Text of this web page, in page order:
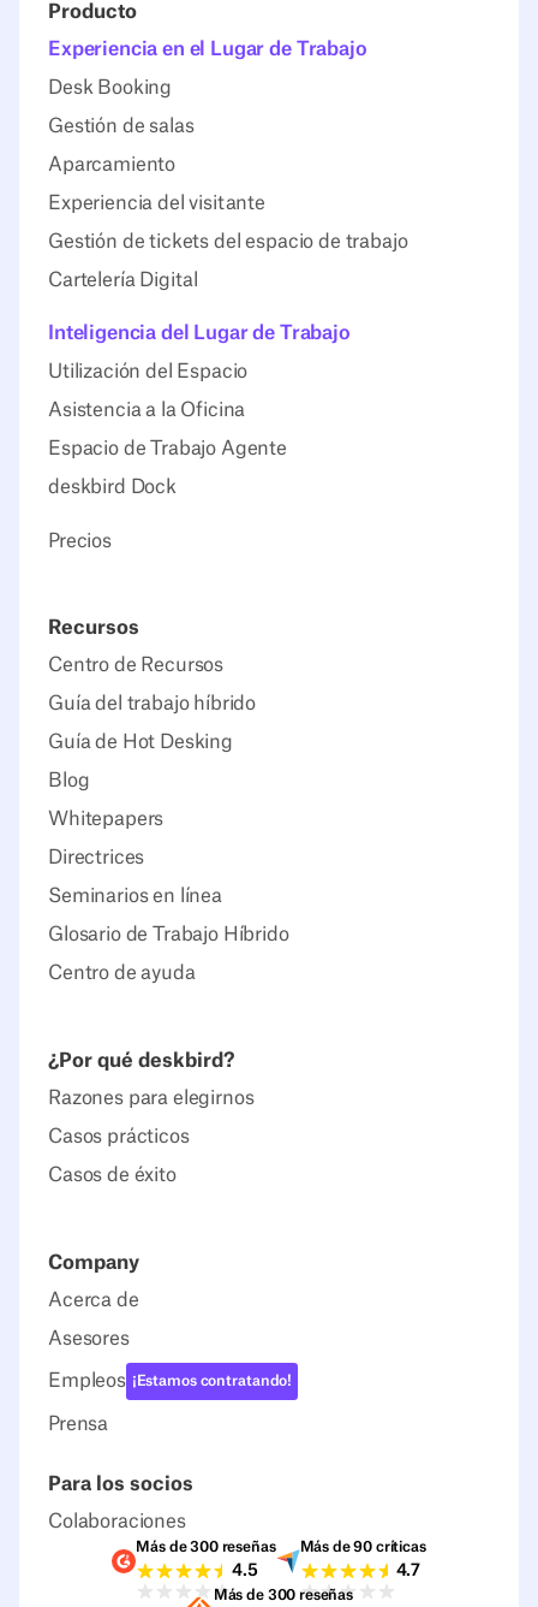
Producto
Experiencia en el Lugar de Trabajo
Desk Booking
Gestión de salas
Aparcamiento
Experiencia del visitante
Gestión de tickets del espacio de trabajo
Cartelería Digital
Inteligencia del Lugar de Trabajo
Utilización del Espacio
Asistencia a la Oficina
Espacio de Trabajo Agente
deskbird Dock
Precios
Recursos
Centro de Recursos
Guía del trabajo híbrido
Guía de Hot Desking
Blog
Whitepapers
Directrices
Seminarios en línea
Glosario de Trabajo Híbrido
Centro de ayuda
¿Por qué deskbird?
Razones para elegirnos
Casos prácticos
Casos de éxito
Company
Acerca de
Asesores
Empleos ¡Estamos contratando!
Prensa
Para los socios
Colaboraciones
Valoraciones G2
Más de 300 reseñas
4.5
Valoraciones
Más de 90 críticas
4.7
Valoraciones Sourceforge
Más de 300 reseñas